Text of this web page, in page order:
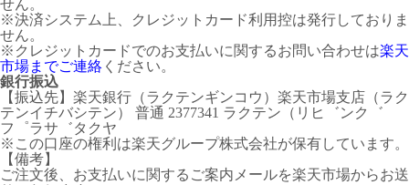
せん。
※決済システム上、クレジットカード利用控は発行しておりま
せん。
※クレジットカードでのお支払いに関するお問い合わせは楽天
市場までご連絡 ください。
銀行振込
【振込先】楽天銀行（ラクテンギンコウ）楽天市場支店（ラク
テンイチバシテン） 普通 2377341 ラクテン（リヒ゛ンク゛
フ゜ラサ゛タクヤ
※この口座の権利は楽天グループ株式会社が保有しています。
【備考】
ご注文後、お支払いに関するご案内メールを楽天市場からお送